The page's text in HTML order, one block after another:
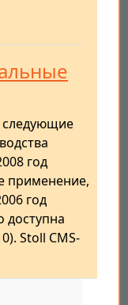
следующие
год
применение,
год
доступна
Stoll CMS-